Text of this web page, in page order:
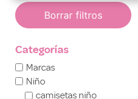
Borrar filtros
Categorías
Marcas
Niño
camisetas niño